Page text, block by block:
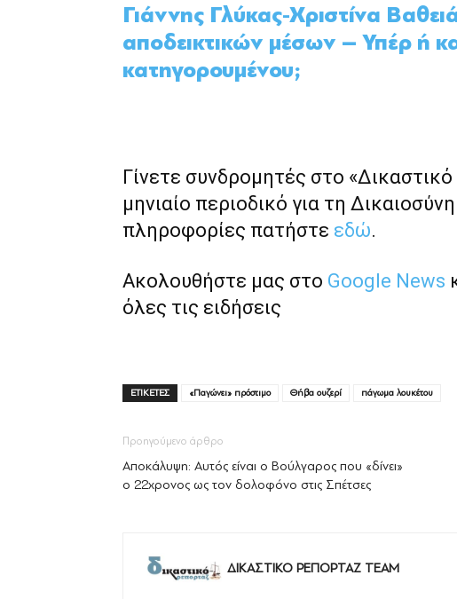
Γιάννης Γλύκας-Χριστίνα
αποδεικτικών μέσων – Υπέρ ή
κατηγορουμένου;
Γίνετε συνδρομητές στο
μηνιαίο περιοδικό για τη
πληροφορίες πατήστε εδώ.
Ακολουθήστε μας στο Google News
όλες τις ειδήσεις
ΕΤΙΚΕΤΕΣ «Παγώνει» πρόστιμο Θήβα ουζερί πάγωμα λουκέτου
Προηγούμενο άρθρο
Αποκάλυψη: Αυτός είναι ο Βούλγαρος που «δίνει»
ο 22χρονος ως τον δολοφόνο στις Σπέτσες
ΔΙΚΑΣΤΙΚΟ ΡΕΠΟΡΤΑΖ TEAM